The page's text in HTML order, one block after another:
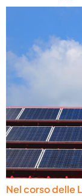
Nel corso delle